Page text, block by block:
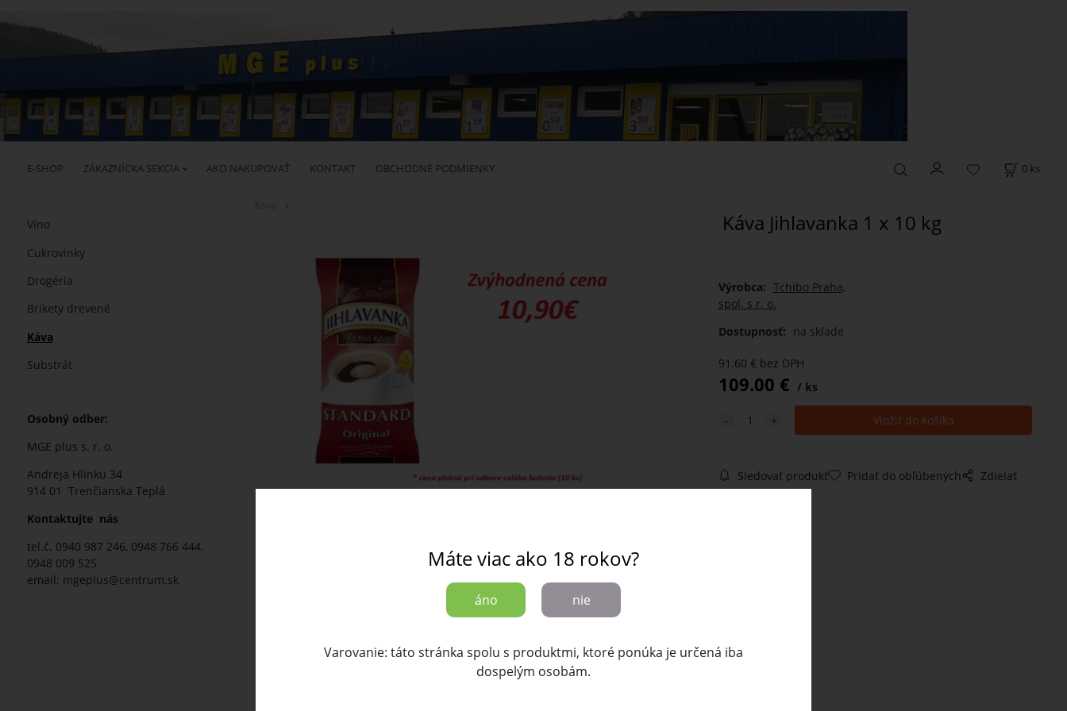
E-SHOP ZÁKAZNÍCKA SEKCIA AKO NAKUPOVAŤ KONTAKT OBCHODNÉ PODMIENKY 0 ks
Víno
Cukrovinky
Drogéria
Brikety drevené
Káva
Substrát
Osobný odber:
MGE plus s. r. o.
Andreja Hlinku 34
914 01 Trenčianska Teplá
Kontaktujte nás
tel.č. 0940 987 246, 0948 766 444,
0948 009 525
email: mgeplus@centrum.sk
Káva Jihlavanka 1 x 10 kg
Výrobca: Tchibo Praha,
spol. s r. o.
Dostupnosť: na sklade
91.60 € bez DPH
109.00 € ks
Sledovať produkt Pridať do obľúbených Zdielať
Potrebujete poradiť?
Pražená mletá káva. Zmes kávy Robusta. Balené v ochrannej atmosfére.
Kartón obsahuje 10 ks x 1 kg
100 % mletá káva. Alergény: neuvádza sa
Máte viac ako 18 rokov?
áno nie
Varovanie: táto stránka spolu s produktmi, ktoré ponúka je určená iba
dospelým osobám.